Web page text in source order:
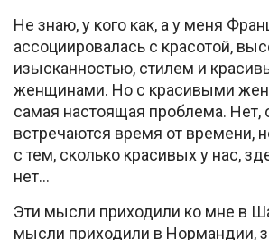
Не знаю, у кого как, а у меня
ассоциировалась с красотой,
изысканностью, стилем и
женщинами. Но с красивыми
самая настоящая проблема. Нет,
встречаются время от времени,
с тем, сколько красивых у нас,
нет…
Эти мысли приходили ко мне в
мысли приходили в Нормандии,